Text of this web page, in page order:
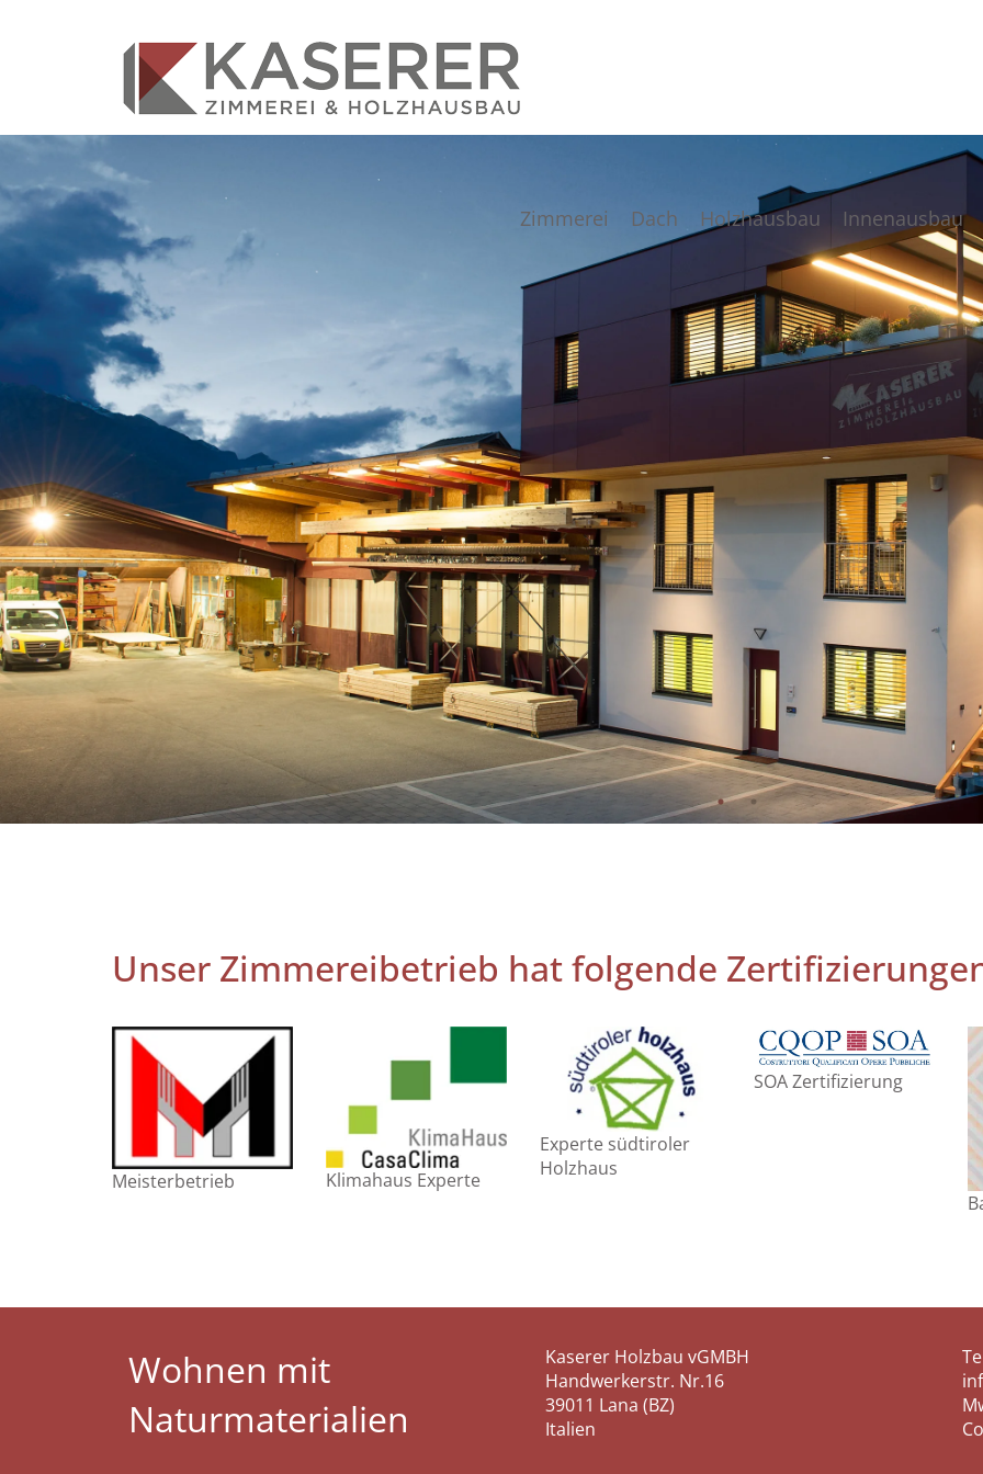
Zimmerei Dach Holzhausbau Innenausbau
Unser Zimmereibetrieb hat folgende
Meisterbetrieb Klimahaus Experte
Experte südtiroler
Holzhaus
SOA Zertifizierung
Wohnen mit
Naturmaterialien
Kaserer Holzbau vGMBH
Handwerkerstr. Nr.16
39011 Lana (BZ)
Italien